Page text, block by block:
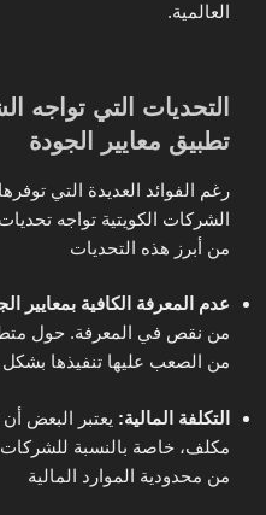
العالمية.
التحديات التي تواجه
تطبيق معايير الجودة
رغم الفوائد العديدة التي
الشركات الكويتية تواجه
من أبرز هذه التحديات
عدم المعرفة الكافية بمعايير
من نقص في المعرفة. حول
من الصعب عليها تنفيذها
التكلفة المالية: يعتبر البعض
مكلف، خاصة بالنسبة
من محدودية الموارد المالية